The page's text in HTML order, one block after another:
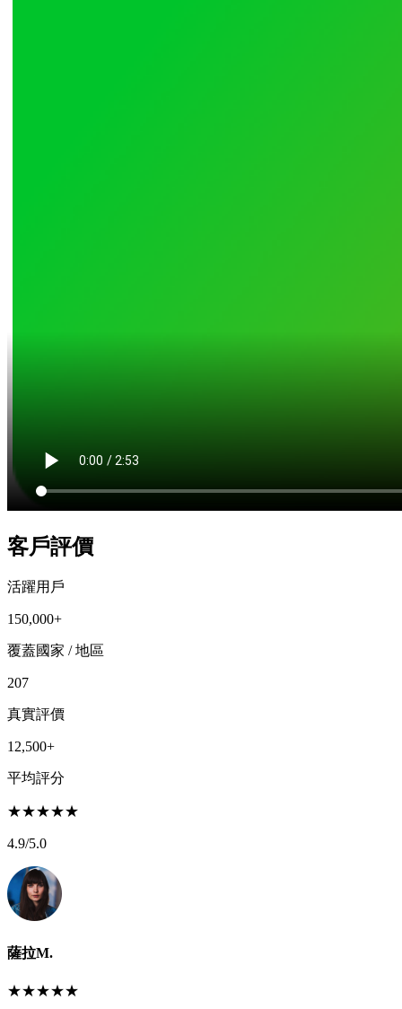
客戶評價
活躍用戶
150,000+
覆蓋國家 / 地區
207
真實評價
12,500+
平均評分
★★★★★
4.9/5.0
薩拉M.
★★★★★